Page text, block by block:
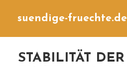
suendige-fruechte.de
STABILITÄT DER